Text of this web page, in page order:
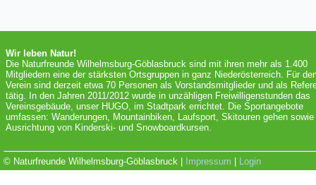
Wir leben Natur!
Die Naturfreunde Wilhelmsburg-Göblasbruck sind mit ihren mehr als 1.400
Mitgliedern eine der stärksten Ortsgruppen in ganz Niederösterreich. Für
Verein sind derzeit etwa 70 Personen als Vorstandsmitglieder und als
tätig. In den Jahren 2011/2012 wurde in unzähligen Freiwilligenstunden das
Vereinsgebäude, unser HUGO, im Stadtpark errichtet. Die Sportangebote
umfassen: Wanderungen, Mountainbiken, Laufsport, Skitouren gehen sowie
Ausrichtung von Kinderski- und Snowboardkursen.
© Naturfreunde Wilhelmsburg-Göblasbruck | Impressum Login